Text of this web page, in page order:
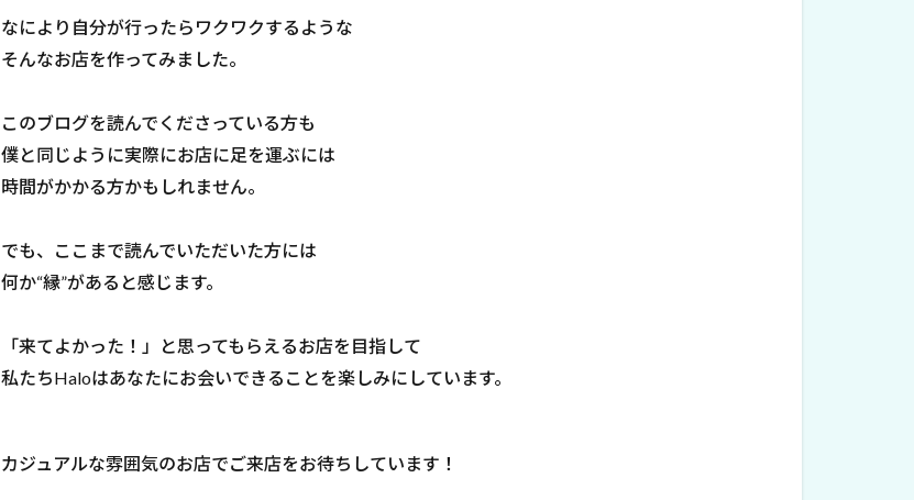
なにより自分が行ったらワクワクするような
そんなお店を作ってみました。
このブログを読んでくださっている方も
僕と同じように実際にお店に足を運ぶには
時間がかかる方かもしれません。
でも、ここまで読んでいただいた方には
何か“縁”があると感じます。
「来てよかった！」と思ってもらえるお店を目指して
私たちHaloはあなたにお会いできることを楽しみにしています。
カジュアルな雰囲気のお店でご来店をお待ちしています！